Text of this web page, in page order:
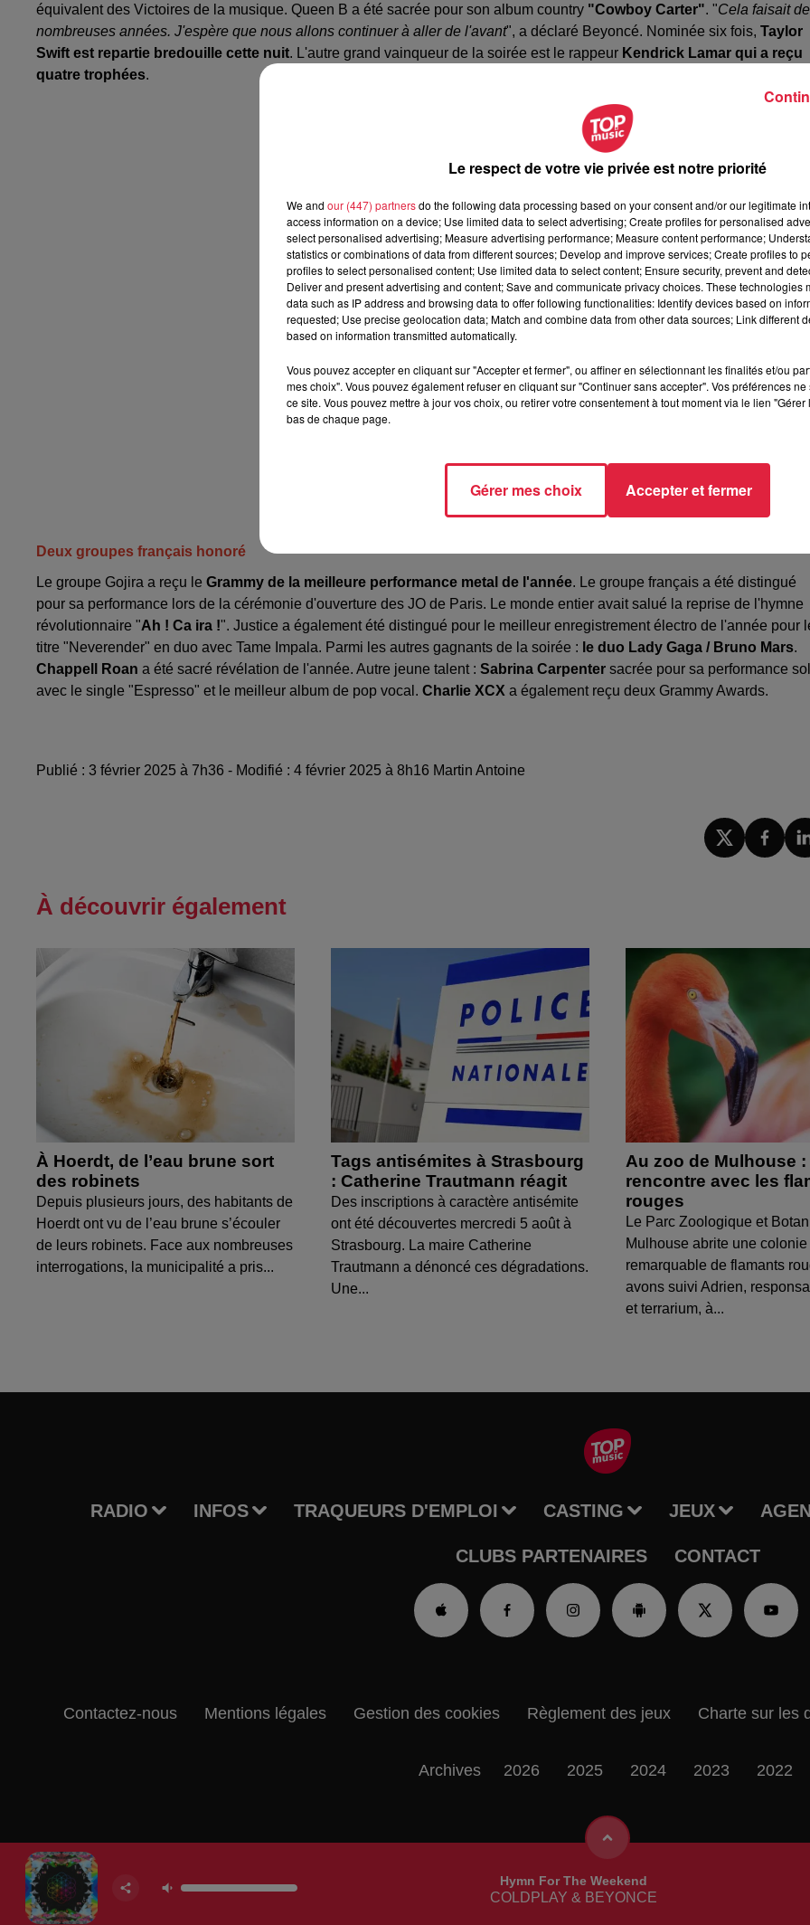
équivalent des Victoires de la musique. Queen B a été sacrée pour son album country "Cowboy Carter". "Cela faisait de
nombreuses années. J'espère que nous allons continuer à aller de l'avant", a déclaré Beyoncé. Nominée six fois, Taylor
Swift est repartie bredouille cette nuit. L'autre grand vainqueur de la soirée est le rappeur Kendrick Lamar qui a reçu
quatre trophées.
Deux groupes français honoré
Le groupe Gojira a reçu le Grammy de la meilleure performance metal de l'année. Le groupe français a été distingué
pour sa performance lors de la cérémonie d'ouverture des JO de Paris. Le monde entier avait salué la reprise de l'hymne
révolutionnaire "Ah ! Ca ira !". Justice a également été distingué pour le meilleur enregistrement électro de l'année pour
titre "Neverender" en duo avec Tame Impala. Parmi les autres gagnants de la soirée : le duo Lady Gaga / Bruno Mars.
Chappell Roan a été sacré révélation de l'année. Autre jeune talent : Sabrina Carpenter sacrée pour sa performance
avec le single "Espresso" et le meilleur album de pop vocal. Charlie XCX a également reçu deux Grammy Awards.
Publié : 3 février 2025 à 7h36 - Modifié : 4 février 2025 à 8h16 Martin Antoine
À découvrir également
À Hoerdt, de l’eau brune sort
des robinets
Depuis plusieurs jours, des habitants de
Hoerdt ont vu de l’eau brune s’écouler
de leurs robinets. Face aux nombreuses
interrogations, la municipalité a pris...
Tags antisémites à Strasbourg
: Catherine Trautmann réagit
Des inscriptions à caractère antisémite
ont été découvertes mercredi 5 août à
Strasbourg. La maire Catherine
Trautmann a dénoncé ces dégradations.
Une...
Au zoo de Mulhouse :
rencontre avec les
rouges
Le Parc Zoologique et
Mulhouse abrite une colonie
remarquable de flamants
avons suivi Adrien,
et terrarium, à...
RADIO INFOS TRAQUEURS D'EMPLOI CASTING JEUX
CLUBS PARTENAIRES CONTACT
Hymn For The Weekend
COLDPLAY & BEYONCE
Contactez-nous Mentions légales Gestion des cookies Règlement des jeux Charte sur les
Archives 2026 2025 2024 2023 2022
Le respect de votre vie privée est notre priorité
We and our (447) partnersdo the following data processing based on your consent and/or our legitimate
access information on a device; Use limited data to select advertising; Create profiles for personalised
select personalised advertising; Measure advertising performance; Measure content performance;
statistics or combinations of data from different sources; Develop and improve services; Create profiles to
profiles to select personalised content; Use limited data to select content; Ensure security, prevent and
Deliver and present advertising and content; Save and communicate privacy choices. These technologies
data such as IP address and browsing data to offer following functionalities: Identify devices based on
requested; Use precise geolocation data; Match and combine data from other data sources; Link different
based on information transmitted automatically.
Vous pouvez accepter en cliquant sur "Accepter et fermer", ou affiner en sélectionnant les finalités et/ou
mes choix". Vous pouvez également refuser en cliquant sur "Continuer sans accepter". Vos préférences
ce site. Vous pouvez mettre à jour vos choix, ou retirer votre consentement à tout moment via le lien
bas de chaque page.
Gérer mes choix Accepter et fermer